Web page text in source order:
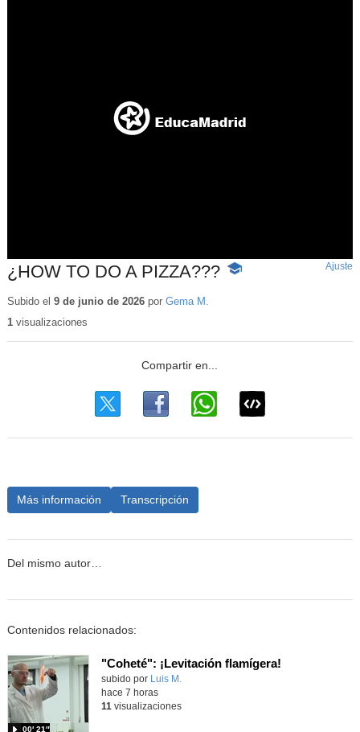
¿HOW TO DO A PIZZA??? -
Ajuste
Subido el 9 de junio de 2026por Gema M.
1visualizaciones
Más información Transcripción
Del mismo autor…
Contenidos relacionados:
"Coheté": ¡Levitación flamígera!
Contenido educativo.
subido por Luis M.
00′ 21″
hace 7 horas
11 visualizaciones